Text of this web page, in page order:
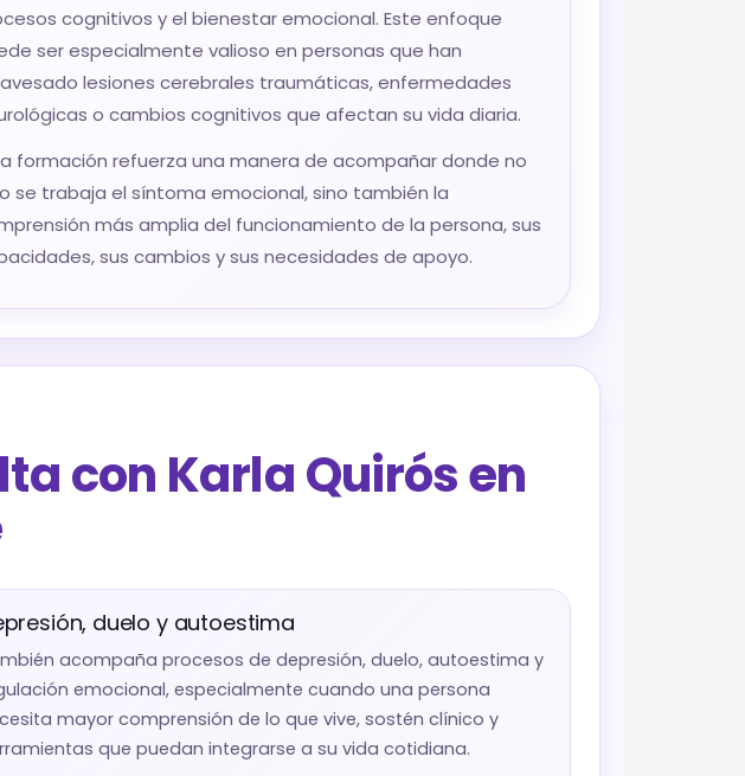
cognitivos y el bienestar emocional. Este enfoque
ser especialmente valioso en personas que han
lesiones cerebrales traumáticas, enfermedades
o cambios cognitivos que afectan su vida diaria.
formación refuerza una manera de acompañar donde no
se trabaja el síntoma emocional, sino también la
más amplia del funcionamiento de la persona, sus
sus cambios y sus necesidades de apoyo.
con Karla Quirós en
duelo y autoestima
acompaña procesos de depresión, duelo, autoestima y
emocional, especialmente cuando una persona
mayor comprensión de lo que vive, sostén clínico y
que puedan integrarse a su vida cotidiana.